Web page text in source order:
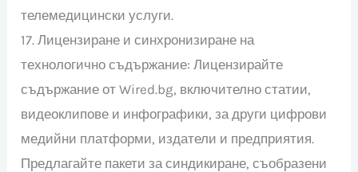
телемедицински услуги.
17. Лицензиране и синхронизиране на
технологично съдържание: Лицензирайте
съдържание от Wired.bg, включително статии,
видеоклипове и инфографики, за други цифрови
медийни платформи, издатели и предприятия.
Предлагайте пакети за синдикиране, съобразени